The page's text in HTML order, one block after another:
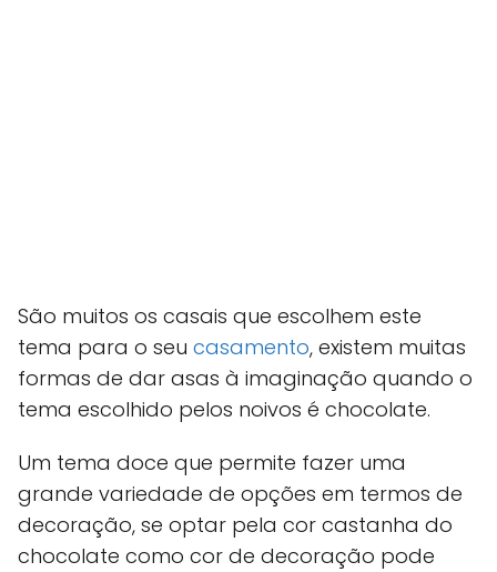
São muitos os casais que escolhem este
tema para o seu casamento, existem muitas
formas de dar asas à imaginação quando o
tema escolhido pelos noivos é chocolate.
Um tema doce que permite fazer uma
grande variedade de opções em termos de
decoração, se optar pela cor castanha do
chocolate como cor de decoração pode